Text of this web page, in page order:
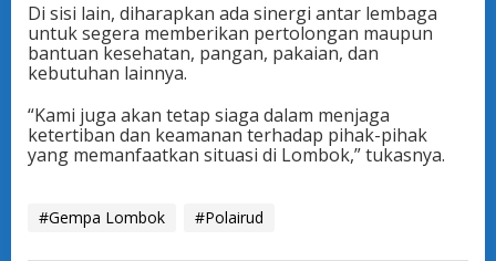
Di sisi lain, diharapkan ada sinergi antar lembaga
untuk segera memberikan pertolongan maupun
bantuan kesehatan, pangan, pakaian, dan
kebutuhan lainnya.
“Kami juga akan tetap siaga dalam menjaga
ketertiban dan keamanan terhadap pihak-pihak
yang memanfaatkan situasi di Lombok,” tukasnya.
#Gempa Lombok #Polairud